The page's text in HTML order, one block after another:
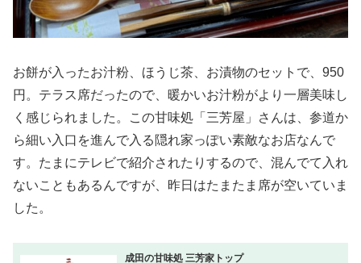
お餅が入ったお汁粉、ほうじ茶、お漬物のセットで、950
円。テラス席だったので、暖かいお汁粉がより一層美味し
く感じられました。この甘味処「三芳屋」さんは、参道か
ら細い入口を進んで入る隠れ家っぽい素敵なお店なんで
す。たまにテレビで紹介されたりするので、混んでて入れ
ないこともあるんですが、昨日はたまたま席が空いていま
した。
成田の甘味処 三芳家トップ